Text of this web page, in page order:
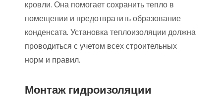
кровли. Она помогает сохранить тепло в
помещении и предотвратить образование
конденсата. Установка теплоизоляции должна
проводиться с учетом всех строительных
норм и правил.
Монтаж гидроизоляции